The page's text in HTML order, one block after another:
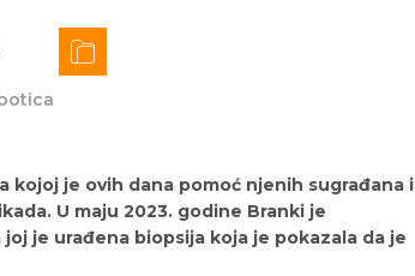
kojoj je ovih dana pomoć njenih sugrađana i
U maju 2023. godine Branki je
je urađena biopsija koja je pokazala da je